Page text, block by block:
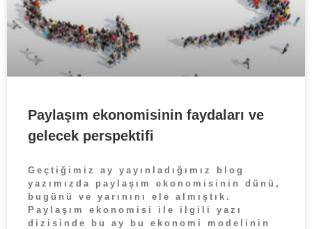
Paylaşım ekonomisinin faydaları ve
gelecek perspektifi
Geçtiğimiz ay yayınladığımız blog
yazımızda paylaşım ekonomisinin dünü,
bugünü ve yarınını ele almıştık.
Paylaşım ekonomisi ile ilgili yazı
dizisinde bu ay bu ekonomi modelinin